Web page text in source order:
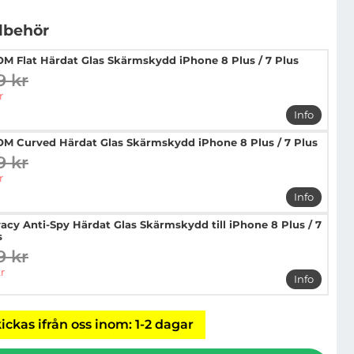
Flat Härdat Glas Skärmskydd iPhone 8 Plus / 7 Plus
pris
kr
Info
mer info
Curved Härdat Glas Skärmskydd iPhone 8 Plus / 7 Plus
pris
kr
Info
mer info
Anti-Spy Härdat Glas Skärmskydd till iPhone 8 Plus / 7
pris
kr
Info
mer info
ifrån oss inom: 1-2 dagar